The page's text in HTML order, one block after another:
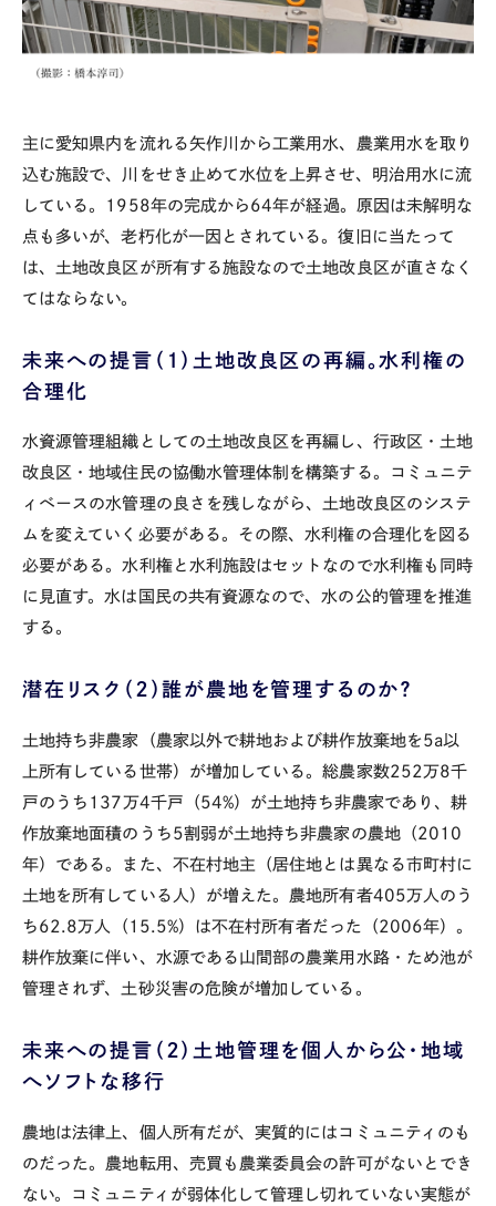
主に愛知県内を流れる矢作川から工業用水、農業用水を取り
込む施設で、川をせき止めて水位を上昇させ、明治用水に流
している。
1958年の完成から 64年が経過。原因は未解明な
点も多いが、老朽化が一因とされている。復旧に当たって
は、土地改良区が所有する施設なので土地改良区が直さなく
てはならない。
未来への提言（１）土地改良区の再編。水利権の
合理化
水資源管理組織としての土地改良区を再編し、行政区・土地
改良区・地域住民の協働水管理体制を構築する。コミュニテ
ィベースの水管理の良さを残しながら、土地改良区のシステ
ムを変えていく必要がある。その際、水利権の合理化を図る
必要がある。水利権と水利施設はセットなので水利権も同時
に見直す。水は国民の共有資源なので、水の公的管理を推進
する。
潜在リスク（２）誰が農地を管理するのか？
土地持ち非農家（農家以外で耕地および耕作放棄地を5a以
上所有している世帯）が増加している。総農家数252万8千
戸のうち 137万4千戸（ 54%）が土地持ち非農家であり、耕
作放棄地面積のうち 5割弱が土地持ち非農家の農地（ 2010
年）である。また、不在村地主（居住地とは異なる市町村に
土地を所有している人）が増えた。農地所有者405万人のう
ち 62.8万人（ 15.5%）は不在村所有者だった（ 2006年）。
耕作放棄に伴い、水源である山間部の農業用水路・ため池が
管理されず、土砂災害の危険が増加している。
未来への提言（２）土地管理を個人から公・地域
へソフトな移行
農地は法律上、個人所有だが、実質的にはコミュニティのも
のだった。農地転用、売買も農業委員会の許可がないとでき
ない。コミュニティが弱体化して管理し切れていない実態が